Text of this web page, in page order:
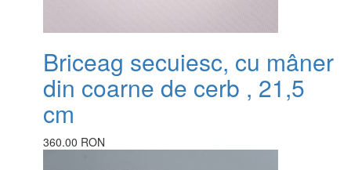
Briceag secuiesc, cu mâner
din coarne de cerb , 21,5
cm
360.00 RON